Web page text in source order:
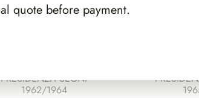
PRESIDENZA SEGNI
1962/1964
quote before payment.